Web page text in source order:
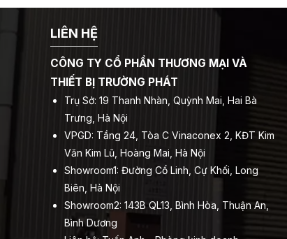
LIÊN HỆ
CÔNG TY CỔ PHẦN THƯƠNG MẠI VÀ
THIẾT BỊ TRƯỜNG PHÁT
Trụ Sở: 19 Thanh Nhàn, Quỳnh Mai, Hai Bà
Trưng, Hà Nội
VPGD: Tầng 24, Tòa C Vinaconex 2, KĐT Kim
Văn Kim Lũ, Hoàng Mai, Hà Nội
Showroom1: Đường Cổ Linh, Cự Khối, Long
Biên, Hà Nội
Showroom2: 143B QL13, Bình Hòa, Thuận An,
Bình Dương